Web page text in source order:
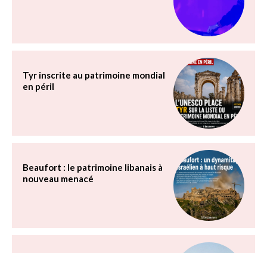
Tyr inscrite au patrimoine mondial
en péril
Beaufort : le patrimoine libanais à
nouveau menacé